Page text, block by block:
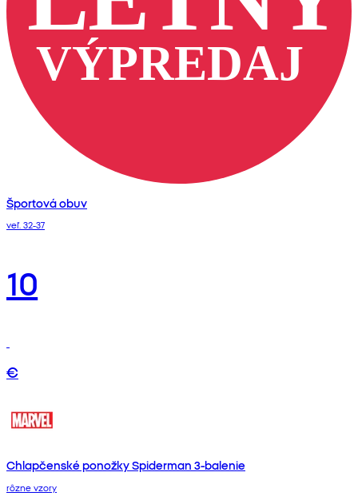
Športová obuv
veľ. 32-37
10
€
Chlapčenské ponožky Spiderman 3-balenie
rôzne vzory